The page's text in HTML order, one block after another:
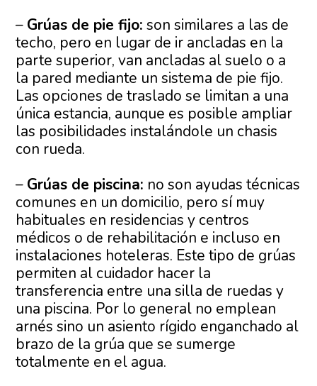
– Grúas de pie fijo: son similares a las de
techo, pero en lugar de ir ancladas en la
parte superior, van ancladas al suelo o a
la pared mediante un sistema de pie fijo.
Las opciones de traslado se limitan a una
única estancia, aunque es posible ampliar
las posibilidades instalándole un chasis
con rueda.
– Grúas de piscina: no son ayudas técnicas
comunes en un domicilio, pero sí muy
habituales en residencias y centros
médicos o de rehabilitación e incluso en
instalaciones hoteleras. Este tipo de grúas
permiten al cuidador hacer la
transferencia entre una silla de ruedas y
una piscina. Por lo general no emplean
arnés sino un asiento rígido enganchado al
brazo de la grúa que se sumerge
totalmente en el agua.